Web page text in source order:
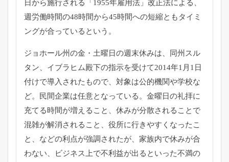
日から施行される「1955年雇用法」改正法による、
週労働時間の48時間から45時間への短縮ともタイミ
ングが合っているという。
ジョホール州の金・土曜日の週末休みは、同州スル
タン、 イブラヒム殿下の指示を受けて2014年1月1日
付けで導入されたもので、対象は公的機関や学校な
ど。
民間企業は任意となっている。 金曜日の礼拝に
充てる時間が増えること、 休みが分散されることで
混雑が解消されること、 役所に行きやすくなったこ
と、などの利点が強調されたが、 家族内で休みが合
わない、
ビジネス上で不利益が出るといった不満の